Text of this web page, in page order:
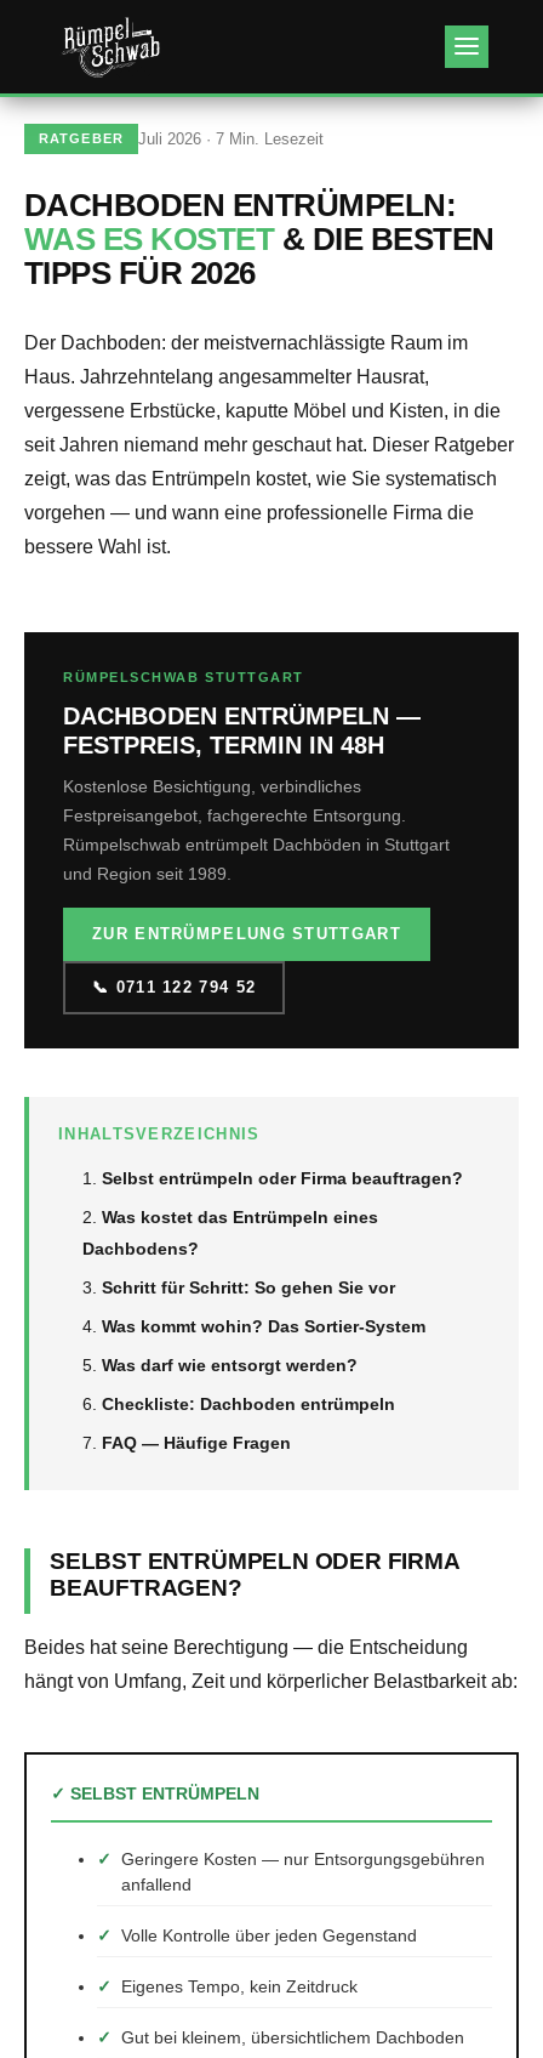
Kundenbewertungen & Erfahrungen. Mehr Infos anzeigen.
RATGEBER Juli 2026 · 7 Min. Lesezeit
DACHBODEN ENTRÜMPELN:
WAS ES KOSTET& DIE BESTEN
TIPPS FÜR 2026
Der Dachboden: der meistvernachlässigte Raum im
Haus. Jahrzehntelang angesammelter Hausrat,
vergessene Erbstücke, kaputte Möbel und Kisten, in die
seit Jahren niemand mehr geschaut hat. Dieser Ratgeber
zeigt, was das Entrümpeln kostet, wie Sie systematisch
vorgehen — und wann eine professionelle Firma die
bessere Wahl ist.
RÜMPELSCHWAB STUTTGART
DACHBODEN ENTRÜMPELN —
FESTPREIS, TERMIN IN 48H
Kostenlose Besichtigung, verbindliches
Festpreisangebot, fachgerechte Entsorgung.
Rümpelschwab entrümpelt Dachböden in Stuttgart
und Region seit 1989.
ZUR ENTRÜMPELUNG STUTTGART
📞 0711 122 794 52
INHALTSVERZEICHNIS
Selbst entrümpeln oder Firma beauftragen?
Was kostet das Entrümpeln eines
Dachbodens?
Schritt für Schritt: So gehen Sie vor
Was kommt wohin? Das Sortier-System
Was darf wie entsorgt werden?
Checkliste: Dachboden entrümpeln
FAQ — Häufige Fragen
SELBST ENTRÜMPELN ODER FIRMA
BEAUFTRAGEN?
Beides hat seine Berechtigung — die Entscheidung
hängt von Umfang, Zeit und körperlicher Belastbarkeit ab:
✓ SELBST ENTRÜMPELN
Geringere Kosten — nur Entsorgungsgebühren
anfallend
Volle Kontrolle über jeden Gegenstand
Eigenes Tempo, kein Zeitdruck
Gut bei kleinem, übersichtlichem Dachboden